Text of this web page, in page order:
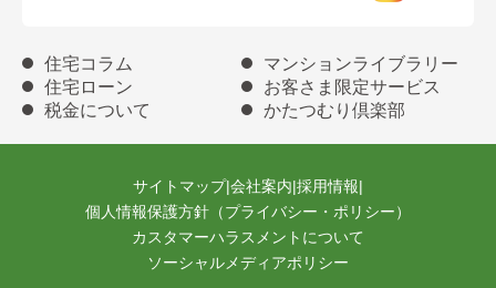
住宅コラム
マンションライブラリー
住宅ローン
お客さま限定サービス
税金について
かたつむり倶楽部
サイトマップ|会社案内|採用情報|
個人情報保護方針（プライバシー・ポリシー）
カスタマーハラスメントについて
ソーシャルメディアポリシー